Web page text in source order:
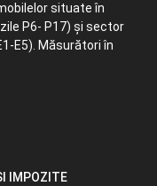
situate în
P6- P17) și sector
E5). Măsurători în
IMPOZITE